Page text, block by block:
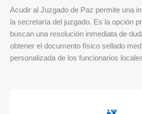
Acudir al Juzgado de Paz permite una
la secretaría del juzgado. Es la opción
buscan una resolución inmediata de
obtener el documento físico sellado
personalizada de los funcionarios